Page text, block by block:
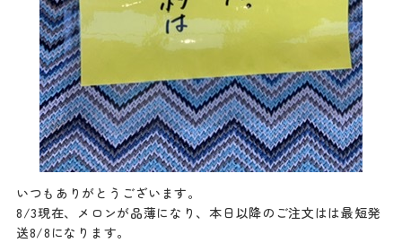
いつもありがとうございます。
8/3現在、メロンが品薄になり、本日以降のご注文はは最短発
送8/8になります。